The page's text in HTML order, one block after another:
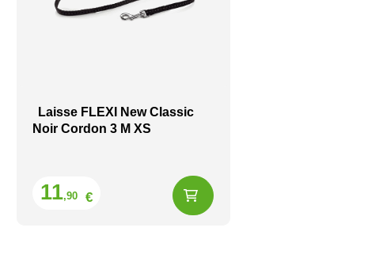
Laisse FLEXI New Classic
Noir Cordon 3 M XS
11,90 €